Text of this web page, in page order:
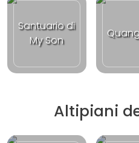
Santuario di
My Son
Altipiani